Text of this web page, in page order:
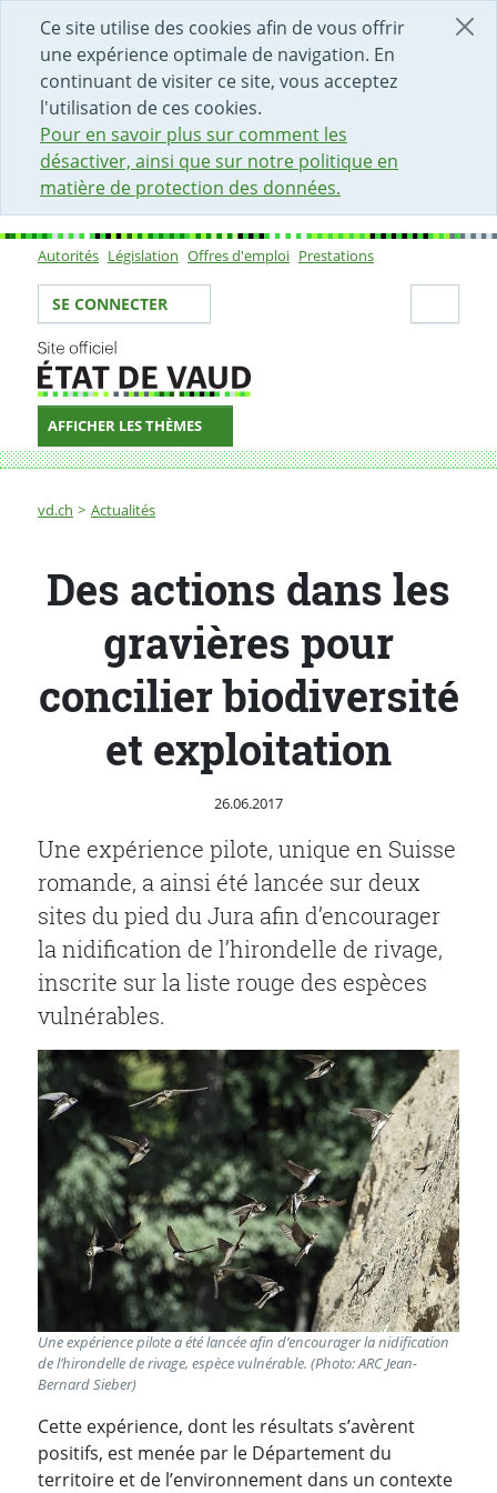
Ce site utilise des cookies afin de vous offrir
une expérience optimale de navigation. En
continuant de visiter ce site, vous acceptez
l'utilisation de ces cookies.
Pour en savoir plus sur comment les
désactiver, ainsi que sur notre politique en
matière de protection des données.
DÉBUT DU CONTENU DE LA PAGE
ACCÈS AU CHAMP DE RECHERCHE
PAGE D'ACCUEIL
FORMULAIRE DE CONTACT
Sous-navigation
Autorités Législation Offres d'emploi Prestations
Votre identité
SE CONNECTER
AFFICHER LES THÈMES
Fil d'Ariane
vd.ch Actualités
Des actions dans les gravières pour concilier
Des actions dans les
gravières pour
concilier biodiversité
et exploitation
Publié le
26.06.2017
Une expérience pilote, unique en Suisse
romande, a ainsi été lancée sur deux
sites du pied du Jura afin d’encourager
la nidification de l’hirondelle de rivage,
inscrite sur la liste rouge des espèces
vulnérables.
Une expérience pilote a été lancée afin d’encourager la nidification
de l’hirondelle de rivage, espèce vulnérable. (Photo: ARC Jean-
Bernard Sieber)
Cette expérience, dont les résultats s’avèrent
positifs, est menée par le Département du
territoire et de l’environnement dans un contexte